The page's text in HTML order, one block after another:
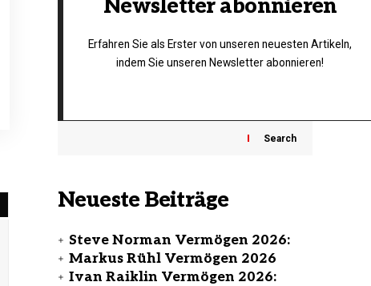
Newsletter abonnieren
Erfahren Sie als Erster von unseren neuesten Artikeln,
indem Sie unseren Newsletter abonnieren!
Search
Neueste Beiträge
Steve Norman Vermögen 2026:
Markus Rühl Vermögen 2026
Ivan Raiklin Vermögen 2026: